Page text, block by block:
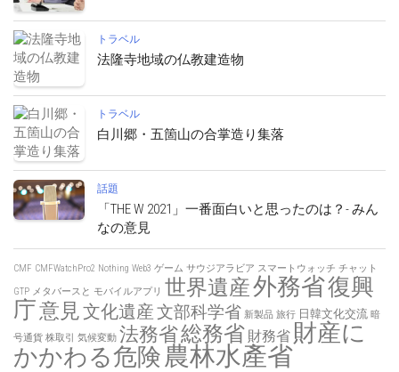
トラベル
法隆寺地域の仏教建造物
トラベル
白川郷・五箇山の合掌造り集落
話題
「THE W 2021」一番面白いと思ったのは？- みん
なの意見
CMF CMFWatchPro2 Nothing Web3 ゲーム サウジアラビア スマートウォッチ チャット
GTP メタバースと モバイルアプリ 世界遺産外務省復興
庁意見文化遺産文部科学省 新製品 旅行 日韓文化交流 暗
号通貨 株取引 気候変動 法務省総務省 財務省 財産に
かかわる危険農林水產省